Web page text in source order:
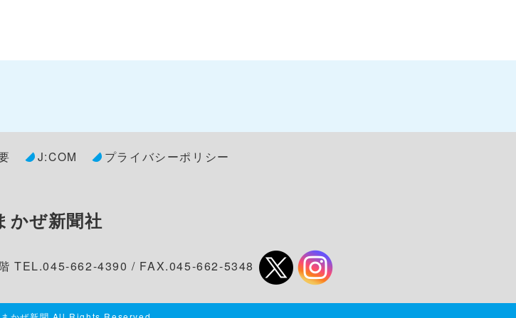
J:COM プライバシーポリシー
かぜ新聞社
TEL.045-662-4390 / FAX.045-662-5348